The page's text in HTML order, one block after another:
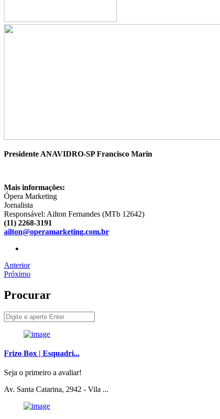
Presidente ANAVIDRO-SP Francisco Marin
Mais informações:
Ópera Marketing
Jornalista
Responsável: Ailton Fernandes (MTb 12642)
(11) 2268-3191
ailton@operamarketing.com.br
Anterior
Próximo
Procurar
Frizo Box | Esquadri...
Seja o primeiro a avaliar!
Av. Santa Catarina, 2942 - Vila ...